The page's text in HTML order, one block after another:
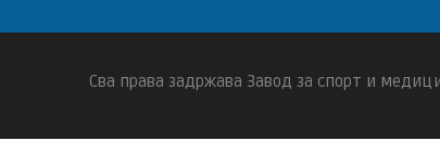
Сва права задржава Завод за спорт и